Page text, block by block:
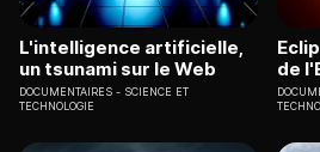
L'intelligence artificielle,
un tsunami sur le Web
DOCUMENTAIRES
SCIENCE ET
TECHNOLOGIE
de